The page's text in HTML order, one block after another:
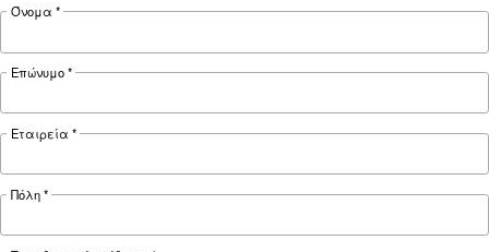
υγροποιημένων υδρατμών
αεροσυμπιεστών